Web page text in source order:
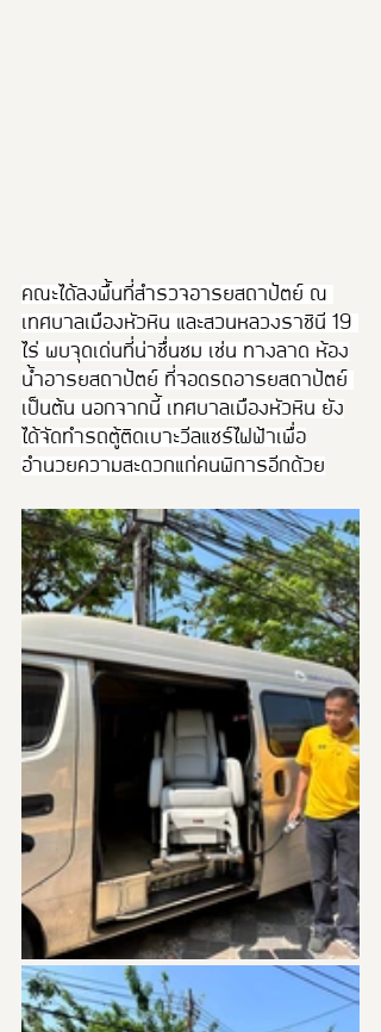
คณะได้ลงพื้นที่สำรวจอารยสถาปัตย์ ณ
เทศบาลเมืองหัวหิน และสวนหลวงราชินี 19
ไร่ พบจุดเด่นที่น่าชื่นชม เช่น ทางลาด ห้อง
น้ำอารยสถาปัตย์ ที่จอดรถอารยสถาปัตย์
เป็นต้น นอกจากนี้ เทศบาลเมืองหัวหิน ยัง
ได้จัดทำรถตู้ติดเบาะวีลแชร์ไฟฟ้าเพื่อ
อำนวยความสะดวกแก่คนพิการอีกด้วย